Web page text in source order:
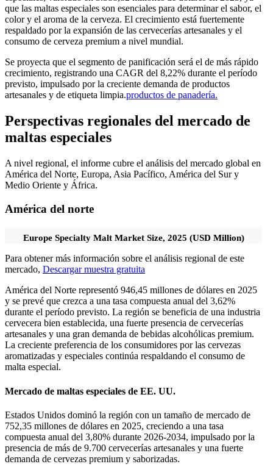
que las maltas especiales son esenciales para determinar el sabor, el
color y el aroma de la cerveza. El crecimiento está fuertemente
respaldado por la expansión de las cervecerías artesanales y el
consumo de cerveza premium a nivel mundial.
Se proyecta que el segmento de panificación será el de más rápido
crecimiento, registrando una CAGR del 8,22% durante el período
previsto, impulsado por la creciente demanda de productos
artesanales y de etiqueta limpia.productos de panadería.
Perspectivas regionales del mercado de
maltas especiales
A nivel regional, el informe cubre el análisis del mercado global en
América del Norte, Europa, Asia Pacífico, América del Sur y
Medio Oriente y África.
América del norte
Europe Specialty Malt Market Size, 2025 (USD Million)
Para obtener más información sobre el análisis regional de este
mercado, Descargar muestra gratuita
América del Norte representó 946,45 millones de dólares en 2025
y se prevé que crezca a una tasa compuesta anual del 3,62%
durante el período previsto. La región se beneficia de una industria
cervecera bien establecida, una fuerte presencia de cervecerías
artesanales y una gran demanda de bebidas alcohólicas premium.
La creciente preferencia de los consumidores por las cervezas
aromatizadas y especiales continúa respaldando el consumo de
malta especial.
Mercado de maltas especiales de EE. UU.
Estados Unidos dominó la región con un tamaño de mercado de
752,35 millones de dólares en 2025, creciendo a una tasa
compuesta anual del 3,80% durante 2026-2034, impulsado por la
presencia de más de 9.700 cervecerías artesanales y una fuerte
demanda de cervezas premium y saborizadas.